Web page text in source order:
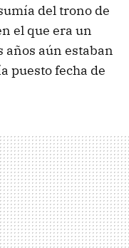
del trono de
el que era un
años aún estaban
puesto fecha de